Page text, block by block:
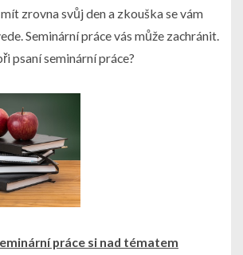
zrovna svůj den a zkouška se vám
Seminární práce vás může zachránit.
psaní seminární práce?
práce si nad tématem